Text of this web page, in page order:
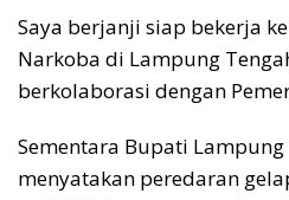
Saya berjanji siap bekerja
Narkoba di Lampung
berkolaborasi dengan
Sementara Bupati
menyatakan peredaran